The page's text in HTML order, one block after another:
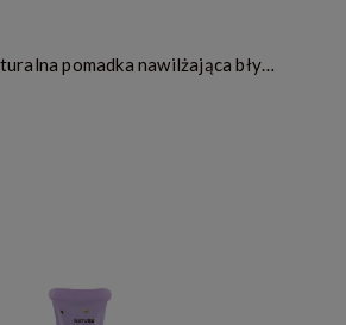
Oh Flossy - Naturalna pomadka nawilżająca błyszczyk - COTTON CANDY